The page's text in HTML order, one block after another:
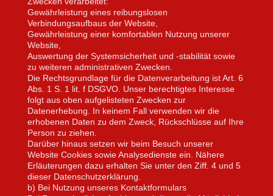
Gewährleistung eines reibungslosen
Verbindungsaufbaus der Website,
Gewährleistung einer komfortablen Nutzung unserer
Website,
Auswertung der Systemsicherheit und -stabilität sowie
zu weiteren administrativen Zwecken.
Die Rechtsgrundlage für die Datenverarbeitung ist Art. 6
Abs. 1 S. 1 lit. f DSGVO. Unser berechtigtes Interesse
folgt aus oben aufgelisteten Zwecken zur
Datenerhebung. In keinem Fall verwenden wir die
erhobenen Daten zu dem Zweck, Rückschlüsse auf Ihre
Person zu ziehen.
Darüber hinaus setzen wir beim Besuch unserer
Website Cookies sowie Analysedienste ein. Nähere
Erläuterungen dazu erhalten Sie unter den Ziff. 4 und 5
dieser Datenschutzerklärung.
b) Bei Nutzung unseres Kontaktformulars